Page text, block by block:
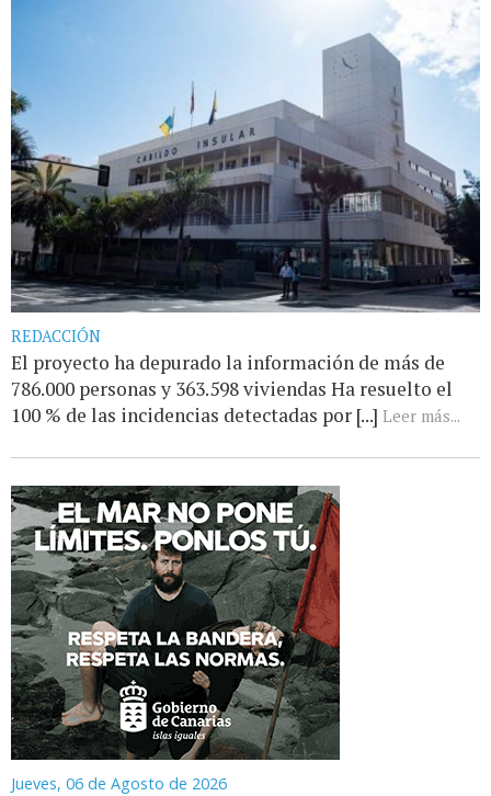
REDACCIÓN
El proyecto ha depurado la información de más de
786.000 personas y 363.598 viviendas Ha resuelto el
100 % de las incidencias detectadas por [...] Leer más...
Jueves, 06 de Agosto de 2026